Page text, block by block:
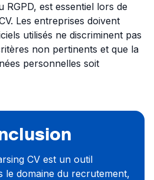
RGPD, est essentiel lors de
Les entreprises doivent
utilisés ne discriminent pas
non pertinents et que la
personnelles soit
CV est un outil
le domaine du recrutement,